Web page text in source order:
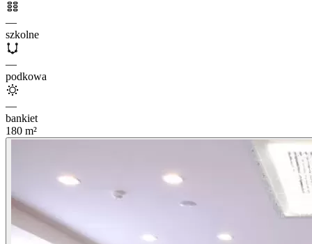
—
szkolne
—
podkowa
—
bankiet
180 m²